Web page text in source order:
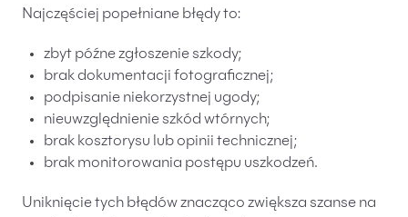
Najczęściej popełniane błędy to:
zbyt późne zgłoszenie szkody;
brak dokumentacji fotograficznej;
podpisanie niekorzystnej ugody;
nieuwzględnienie szkód wtórnych;
brak kosztorysu lub opinii technicznej;
brak monitorowania postępu uszkodzeń.
Uniknięcie tych błędów znacząco zwiększa szanse na